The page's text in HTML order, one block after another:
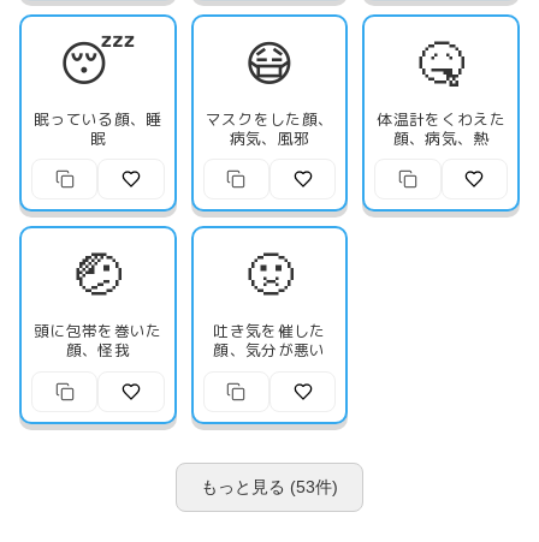
😴
眠っている顔、睡
眠
😷
マスクをした顔、
病気、風邪
🤒
体温計をくわえた
顔、病気、熱
🤕
頭に包帯を巻いた
顔、怪我
🤢
吐き気を催した
顔、気分が悪い
もっと見る (53件)